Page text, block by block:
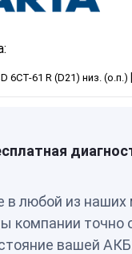
6CT-61 R (D21) низ.
в любой из наших
компании точно
вашей